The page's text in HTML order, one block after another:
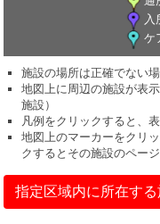
入
ケ
施設の場所は正確でない場
地図上に周辺の施設が表
施設）
凡例をクリックすると、
地図上のマーカーをクリ
クするとその施設のペー
指定区域内に所在す